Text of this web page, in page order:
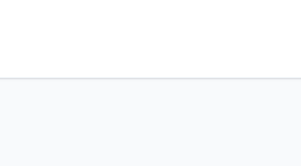
кондиционер, отопление, зарядка
в пути и цену. Кнопка «Детали рейса»